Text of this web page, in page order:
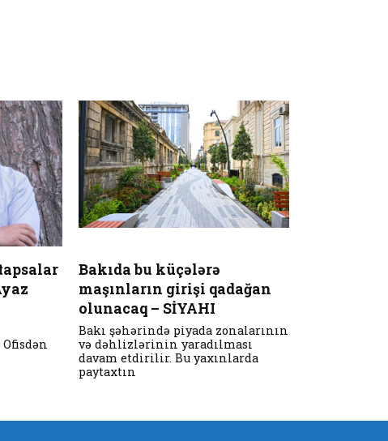
yox..
Bakıda bu küçələrə
maşınların girişi qadağan
olunacaq – SİYAHI
Bakı şəhərində piyada zonalarının
və dəhlizlərinin yaradılması
davam etdirilir. Bu yaxınlarda
paytaxtın